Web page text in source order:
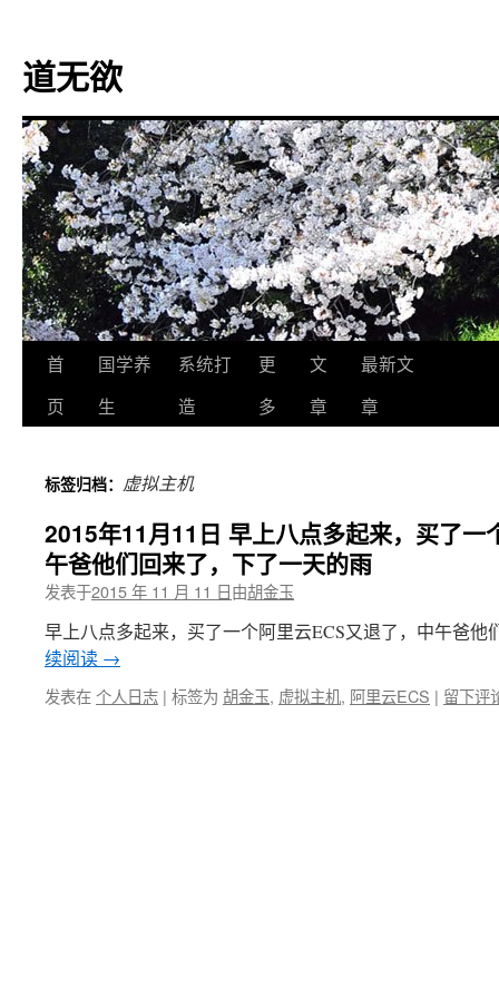
道无欲
跳
文
首
页
国学养
生
系统打
造
更
多
文
章
最新文
章
标签归档： 虚拟主机
2015年11月11日 早上八点多起来，买了一
午爸他们回来了，下了一天的雨
发表于2015 年 11 月 11 日由胡金玉
早上八点多起来，买了一个阿里云ECS又退了，中午爸
续阅读 →
发表在个人日志 | 标签为 胡金玉, 虚拟主机, 阿里云ECS | 留下评